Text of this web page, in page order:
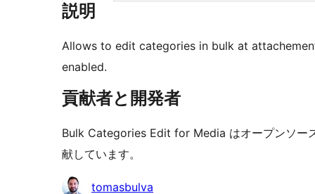
説明
Allows to edit categories in bulk at
enabled.
貢献者と開発者
Bulk Categories Edit for Media はオープンソー
献しています。
貢 tomasbulva